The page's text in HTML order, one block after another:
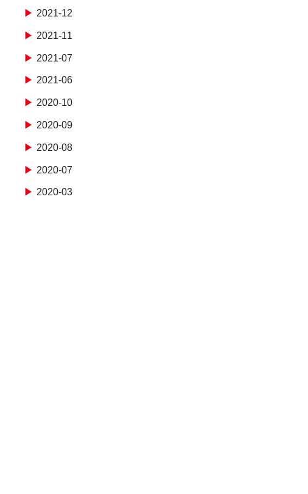
2021-12
2021-11
2021-07
2021-06
2020-10
2020-09
2020-08
2020-07
2020-03